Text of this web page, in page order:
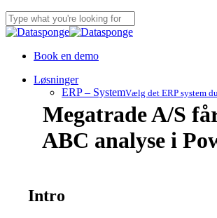
Skip
to
main
Close
Book en demo
Menu
Løsninger
ERP – SystemVælg det ERP system
Megatrade A/S
ABC analyse i
Intro